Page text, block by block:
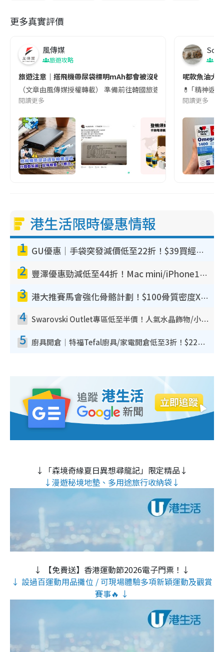
更多真實評價
風傳媒
旅遊攻略
旅遊注意｜搭飛機帶尿袋標明mAh都會被沒收😱出發前切記檢查
（文章由風傳媒授權轉載） 準備前往韓國旅遊的民眾，近期要
閱讀更多
Soul
呢款魚油大
💊 ｢精神返
閱讀更多
港生活限時優惠情報
1 GU優惠｜手袋突發減價低至22折！$39買經典波士頓包/餃子袋！飾物同步減價$29起！
2 豐澤優惠勁減低至44折！Mac mini/iPhone17Pro大減價！廚房家電$220起
3 港大推賽馬會強化骨骼計劃！$100骨質密度X光檢查 完成免費運動訓練送超市禮券！附參加資格
4 Swarovski Outlet專區低至半價！人氣水晶飾物/小擺設$138起！迪士尼款/水晶高跟鞋都有平
5 廚具開倉｜特福Tefal廚具/家電開倉低至3折！$220起買平底鍋/炒鑊/湯煲！電飯煲/吸塵機/燙斗$418起
↓「森境奇緣夏日異想尋龍記」限定精品↓
↓漫遊秘境地墊、多用途旅行收納袋↓
↓ 【免費送】香港運動節2026電子門票！↓
↓ 設過百運動用品攤位 / 可現場體驗多項新穎運動及觀賞
賽事🔥 ↓